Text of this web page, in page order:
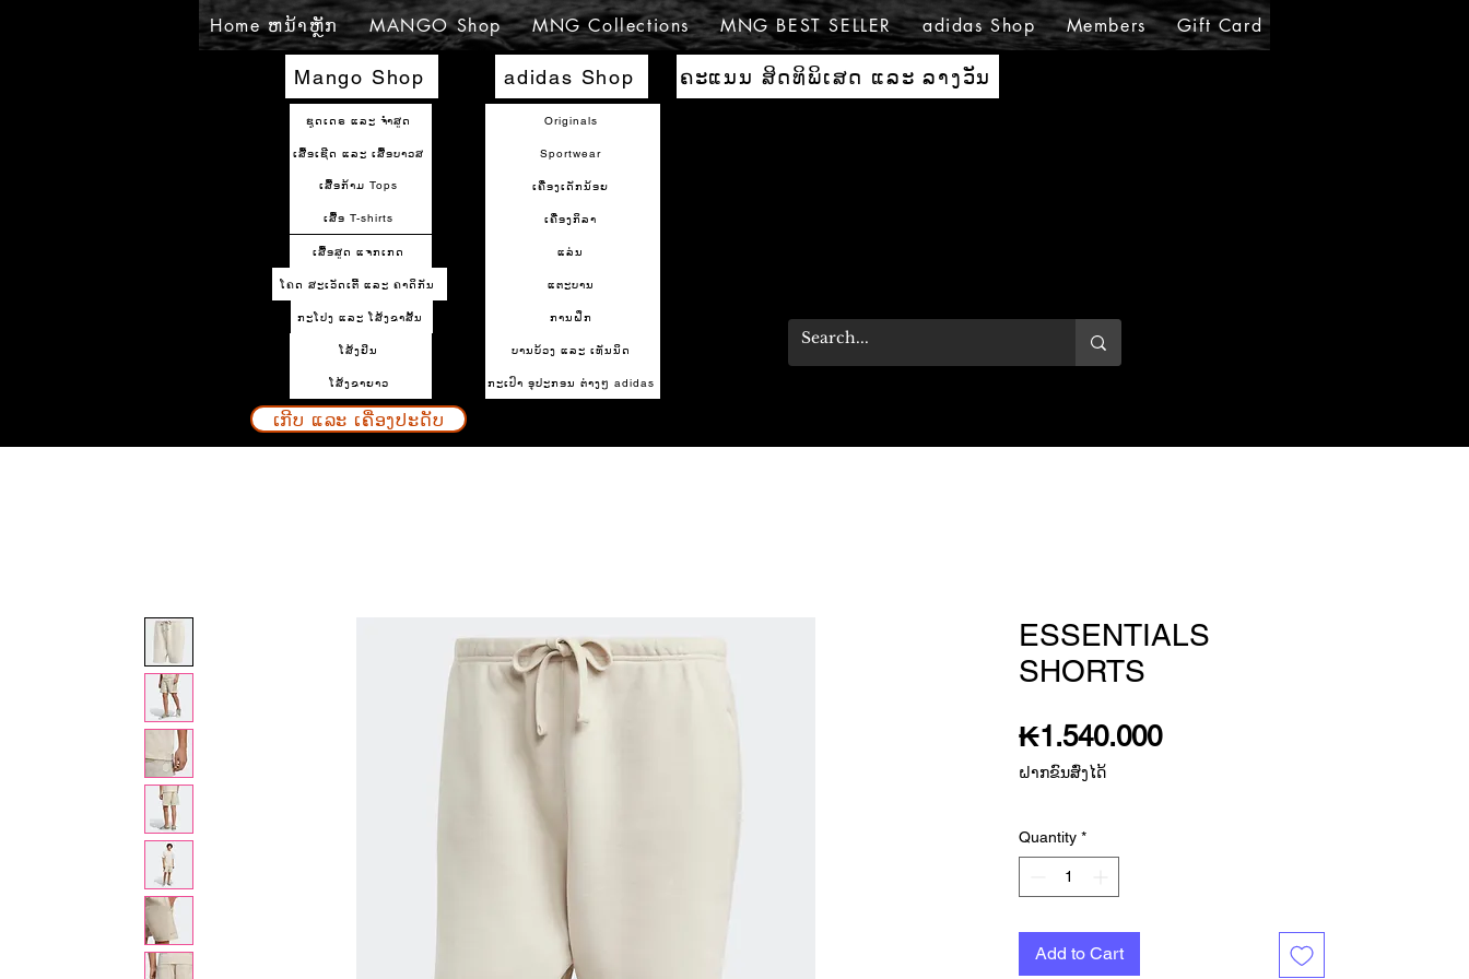
Home ຫນ້າຫຼັກ MANGO Shop MNG Collections MNG BEST SELLER adidas Shop Members Gift Card
Mango Shop
ຊຸດເດຣ ແລະ ຈຳສູດ
ເສື້ອກ້າມ Tops
ເສື້ອເຊີດ ແລະ ເສື້ອບາວສ
ເສື້ອ T-shirts
ເສື້ອສູດ ແຈກເກດ
ໂຄດ ສະເວັດເຕີ້ ແລະ ຄາດິກັນ
ກະໂປງ ແລະ ໂສ້ງຂາສັ້ນ
ໂສ້ງຢິນ
ໂສ້ງຂາຍາວ
adidas Shop ຄະແນນ ສິດທິພິເສດ ແລະ ລາງວັນ
Originals
Sportwear
ເຄື່ອງເດັກນ້ອຍ
ເຄື່ອງກິລາ
ແລ່ນ
ແຕະບານ
ການຝຶກ
ບານບ້ວງ ແລະ ເທັນນິດ
ກະເປົາ ອຸປະກອນ ຕ່າງໆ adidas
ເກີບ ແລະ ເຄື່ອງປະດັບ
ESSENTIALS
SHORTS
₭1.540.000Price
ຝາກຂົນສົ່ງໄດ້
Quantity *
Add to Cart